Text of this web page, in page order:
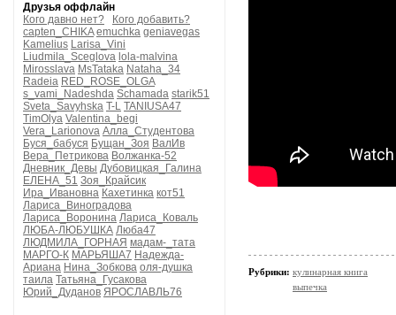
Друзья оффлайн
Кого давно нет?
Кого добавить?
capten_CHIKA emuchka geniavegas
Kamelius Larisa_Vini
Liudmila_Sceglova lola-malvina
Mirosslava MsTataka Nataha_34
Radeia RED_ROSE_OLGA
s_vami_Nadeshda Schamada starik51
Sveta_Savyhska T-L TANIUSA47
TimOlya Valentina_begi
Vera_Larionova Алла_Студентова
Буся_бабуся Бущан_Зоя ВалИв
Вера_Петрикова Волжанка-52
Дневник_Девы Дубовицкая_Галина
ЕЛЕНА_51 Зоя_Крайсик
Ира_Ивановна Кахетинка кот51
Лариса_Виноградова
Лариса_Воронина Лариса_Коваль
ЛЮБА-ЛЮБУШКА Люба47
ЛЮДМИЛА_ГОРНАЯ мадам-_тата
МАРГО-К МАРЬЯША7 Надежда-
Ариана Нина_Зобкова оля-душка
таила Татьяна_Гусакова
Юрий_Дуданов ЯРОСЛАВЛЬ76
Рубрики: кулинарная книга
выпечка